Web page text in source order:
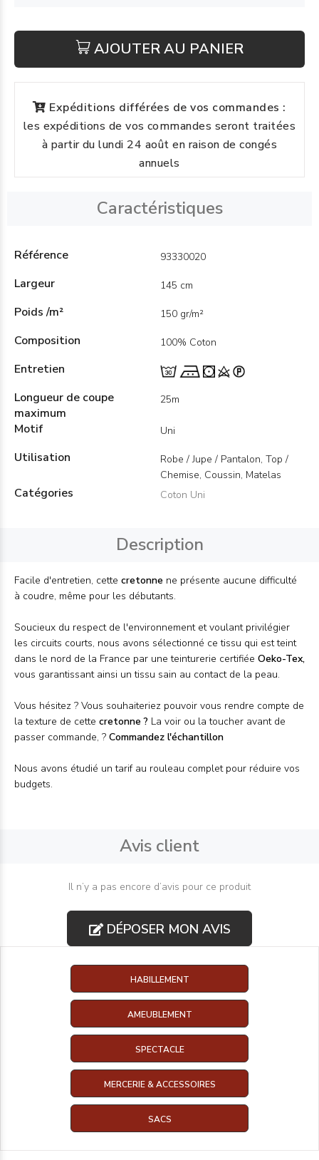
AJOUTER AU PANIER
Expéditions différées de vos commandes :
les expéditions de vos commandes seront traitées
à partir du lundi 24 août en raison de congés
annuels
Caractéristiques
Référence 93330020
Largeur 145 cm
Poids /m² 150 gr/m²
Composition 100% Coton
Entretien
Longueur de coupe
maximum
25m
Motif Uni
Utilisation
Robe / Jupe / Pantalon, Top /
Chemise, Coussin, Matelas
Catégories Coton Uni
Description
Facile d'entretien, cette cretonne ne présente aucune difficulté
à coudre, même pour les débutants.
Soucieux du respect de l'environnement et voulant privilégier
les circuits courts, nous avons sélectionné ce tissu qui est teint
dans le nord de la France par une teinturerie certifiée Oeko-Tex,
vous garantissant ainsi un tissu sain au contact de la peau.
Vous hésitez ? Vous souhaiteriez pouvoir vous rendre compte de
la texture de cette cretonne ? La voir ou la toucher avant de
passer commande, ? Commandez l'échantillon
Nous avons étudié un tarif au rouleau complet pour réduire vos
budgets.
Avis client
Il n’y a pas encore d’avis pour ce produit
DÉPOSER MON AVIS
HABILLEMENT
AMEUBLEMENT
SPECTACLE
MERCERIE & ACCESSOIRES
SACS